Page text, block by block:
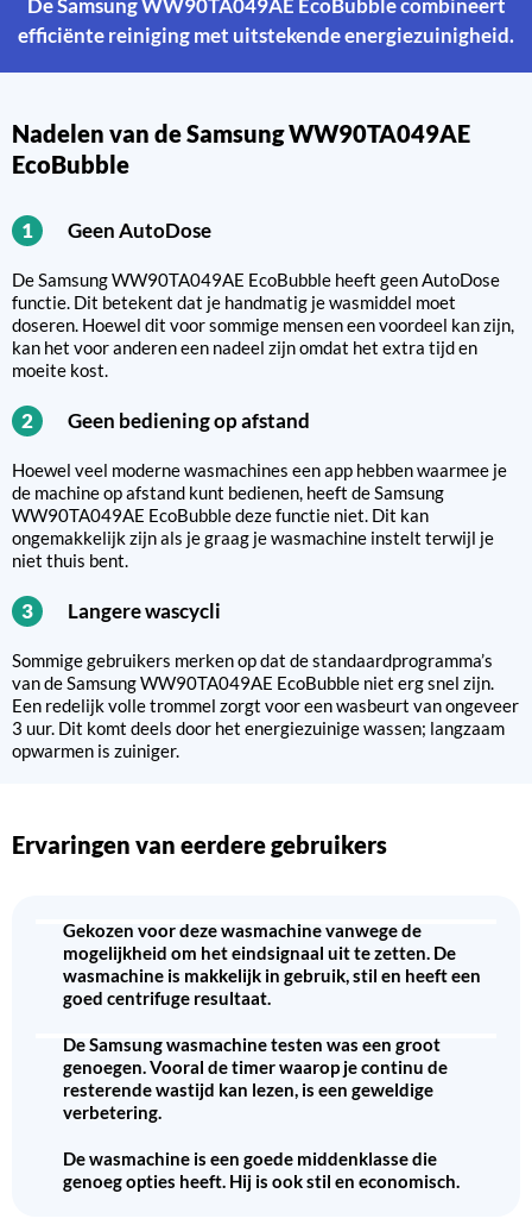
efficiënte reiniging met uitstekende energiezuinigheid.
Nadelen van de Samsung WW90TA049AE
EcoBubble
1 Geen AutoDose
De Samsung WW90TA049AE EcoBubble heeft geen AutoDose
functie. Dit betekent dat je handmatig je wasmiddel moet
doseren. Hoewel dit voor sommige mensen een voordeel kan zijn,
kan het voor anderen een nadeel zijn omdat het extra tijd en
moeite kost.
2 Geen bediening op afstand
Hoewel veel moderne wasmachines een app hebben waarmee je
de machine op afstand kunt bedienen, heeft de Samsung
WW90TA049AE EcoBubble deze functie niet. Dit kan
ongemakkelijk zijn als je graag je wasmachine instelt terwijl je
niet thuis bent.
3 Langere wascycli
Sommige gebruikers merken op dat de standaardprogramma’s
van de Samsung WW90TA049AE EcoBubble niet erg snel zijn.
Een redelijk volle trommel zorgt voor een wasbeurt van ongeveer
3 uur. Dit komt deels door het energiezuinige wassen; langzaam
opwarmen is zuiniger.
Ervaringen van eerdere gebruikers
Gekozen voor deze wasmachine vanwege de
mogelijkheid om het eindsignaal uit te zetten. De
wasmachine is makkelijk in gebruik, stil en heeft een
goed centrifuge resultaat.
De Samsung wasmachine testen was een groot
genoegen. Vooral de timer waarop je continu de
resterende wastijd kan lezen, is een geweldige
verbetering.
De wasmachine is een goede middenklasse die
genoeg opties heeft. Hij is ook stil en economisch.